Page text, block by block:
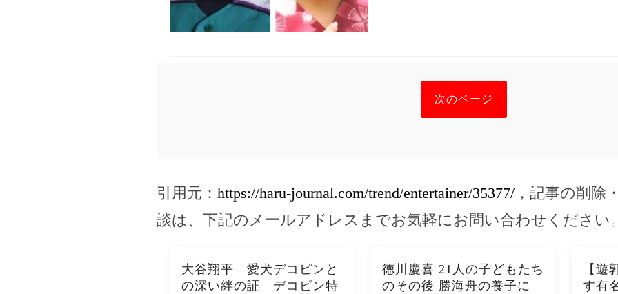
次のページ
引用元： https://haru-journal.com/trend/entertainer/35377/ ，記事の削除
談は、下記のメールアドレスまでお気軽にお問い合わせください
大谷翔平 愛犬デコピンと
の深い絆の証 デコピン特
徳川慶喜 21人の子どもたち
のその後 勝海舟の養子に
【遊
す有